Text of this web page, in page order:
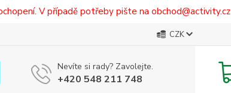
V případě potřeby pište na obchod@activity.cz
CZK
Nevíte si rady? Zavolejte.
+420 548 211 748